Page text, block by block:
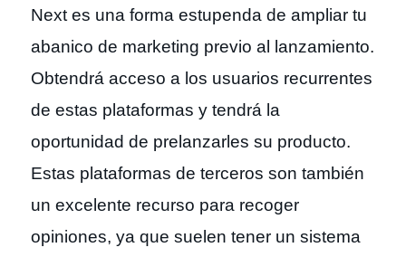
Next es una forma estupenda de ampliar tu
abanico de marketing previo al lanzamiento.
Obtendrá acceso a los usuarios recurrentes
de estas plataformas y tendrá la
oportunidad de prelanzarles su producto.
Estas plataformas de terceros son también
un excelente recurso para recoger
opiniones, ya que suelen tener un sistema